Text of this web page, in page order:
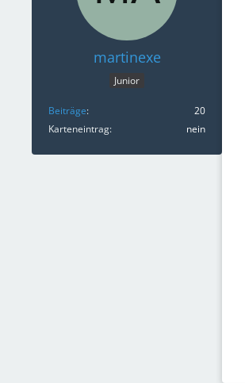
martinexe
Junior
Beiträge
20
Karteneintrag
nein